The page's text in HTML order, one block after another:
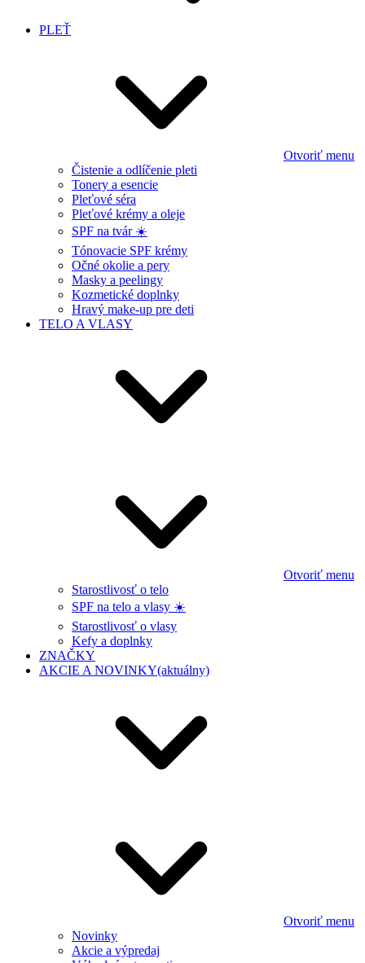
PLEŤ
Otvoriť menu
Čistenie a odlíčenie pleti
Tonery a esencie
Pleťové séra
Pleťové krémy a oleje
SPF na tvár ☀️
Tónovacie SPF krémy
Očné okolie a pery
Masky a peelingy
Kozmetické doplnky
Hravý make-up pre deti
TELO A VLASY
Otvoriť menu
Starostlivosť o telo
SPF na telo a vlasy ☀️
Starostlivosť o vlasy
Kefy a doplnky
ZNAČKY
AKCIE A NOVINKY(aktuálny)
Otvoriť menu
Novinky
Akcie a výpredaj